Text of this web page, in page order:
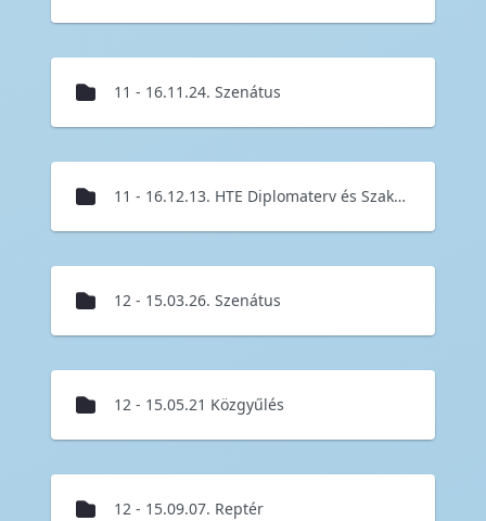
11 - 16.11.24. Szenátus
11 - 16.12.13. HTE Diplomaterv és Szakdolgozat pályázat díjátadás
12 - 15.03.26. Szenátus
12 - 15.05.21 Közgyűlés
12 - 15.09.07. Reptér